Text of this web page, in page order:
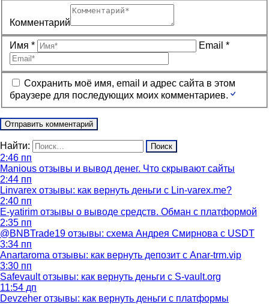
Комментарий
Имя * Email *
Сохранить моё имя, email и адрес сайта в этом
браузере для последующих моих комментариев.
Найти:
2:46 пп
Manious отзывы и вывод денег. Что скрывают сайты
2:44 пп
Linvarex отзывы: как вернуть деньги с Lin-varex.me?
2:40 пп
E-yatirim отзывы о выводе средств. Обман с платформой
2:35 пп
@BNBTrade19 отзывы: схема Андрея Смирнова с USDT
3:34 пп
Anartaroma отзывы: как вернуть депозит с Anar-trm.vip
3:30 пп
Safevault отзывы: как вернуть деньги с S-vault.org
11:54 дп
Devzeher отзывы: как вернуть деньги с платформы